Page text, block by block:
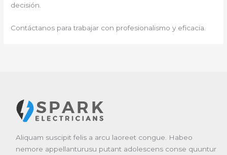
decisión.
Contáctanos para trabajar con profesionalismo y eficacia.
Aliquam suscipit felis a arcu laoreet congue. Habeo
nemore appellanturusu putant adolescens conse quuntur